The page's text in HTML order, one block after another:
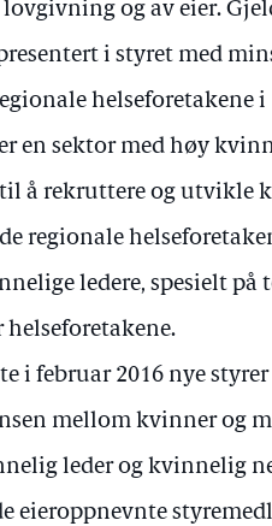
og av eier.
i styret med
helseforetakene i
en sektor med høy
å rekruttere og utvikle
regionale
ledere, spesielt på
helseforetakene.
i februar 2016 nye
mellom kvinner og
leder og kvinnelig
eieroppnevnte